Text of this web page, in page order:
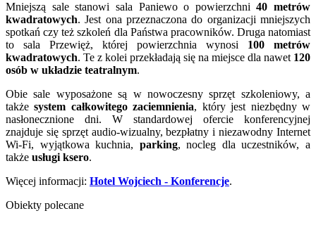
Mniejszą sale stanowi sala Paniewo o powierzchni40 metrów
kwadratowych. Jest ona przeznaczona do organizacji mniejszych
spotkań czy też szkoleń dla Państwa pracowników. Druga natomiast
to sala Przewięż, której powierzchnia wynosi 100 metrów
kwadratowych. Te z kolei przekładają się na miejsce dla nawet 120
osób w układzie teatralnym.
Obie sale wyposażone są w nowoczesny sprzęt szkoleniowy, a
takżesystem całkowitego zaciemnienia, który jest niezbędny w
nasłonecznione dni. W standardowej ofercie konferencyjnej
znajduje się sprzęt audio-wizualny, bezpłatny i niezawodny Internet
Wi-Fi, wyjątkowa kuchnia, parking, nocleg dla uczestników, a
także usługi ksero.
Więcej informacji: Hotel Wojciech - Konferencje.
Obiekty polecane